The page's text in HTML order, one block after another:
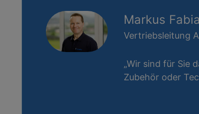
Markus
Vertriebsleitung
„Wir sind für Sie
Zubehör oder